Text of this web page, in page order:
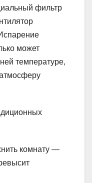
фильтр
может
температуре,
комнату —